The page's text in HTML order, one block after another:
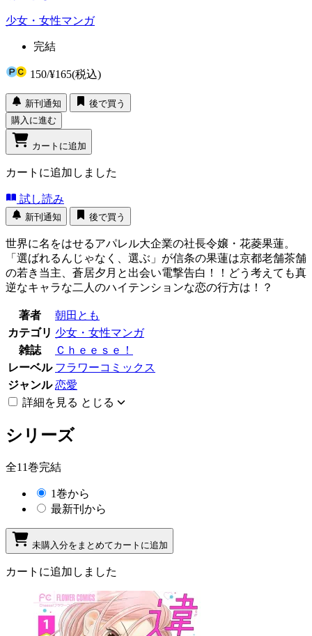
少女・女性マンガ
完結
150/¥165(税込)
新刊通知
後で買う
購入に進む
カートに追加
カートに追加しました
試し読み
新刊通知 後で買う
世界に名をはせるアパレル大企業の社長令嬢・花菱果蓮。
「選ばれるんじゃなく、選ぶ」が信条の果蓮は京都老舗茶舗
の若き当主、蒼居夕月と出会い電撃告白！！どう考えても真
逆なキャラな二人のハイテンションな恋の行方は！？
著者
朝田とも
カテゴリ 少女・女性マンガ
雑誌
Ｃｈｅｅｓｅ！
レーベル フラワーコミックス
ジャンル 恋愛
詳細を見る とじる
シリーズ
全11巻完結
1巻から
最新刊から
未購入分をまとめてカートに追加
カートに追加しました